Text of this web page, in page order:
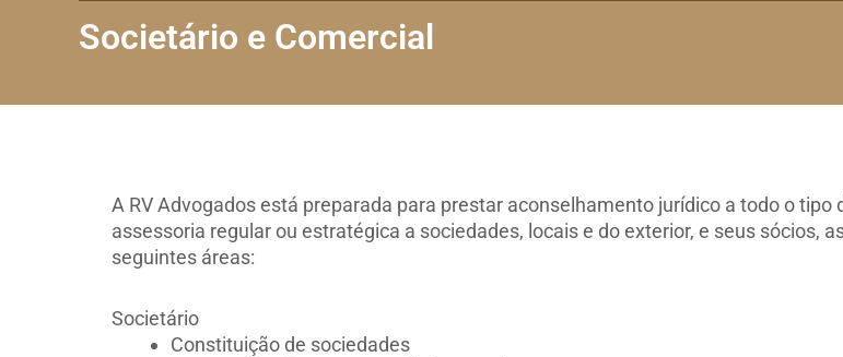
Societário e Comercial
A RV Advogados está preparada para prestar aconselhamento jurídico a todo o
assessoria regular ou estratégica a sociedades, locais e do exterior, e seus sócios,
seguintes áreas:
Societário
Constituição de sociedades